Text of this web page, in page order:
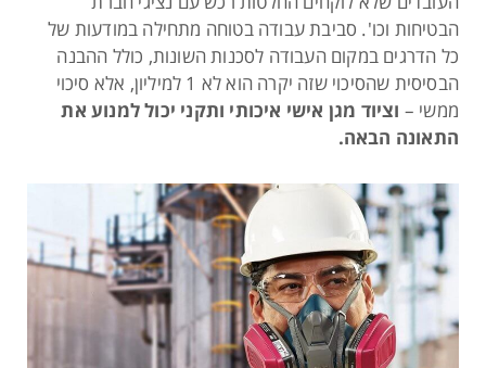
הבטיחות וכו'. סביבת עבודה בטוחה מתחילה במודעות של
כל הדרגים במקום העבודה לסכנות השונות, כולל ההבנה
הבסיסית שהסיכוי שזה יקרה הוא לא 1 למיליון, אלא סיכוי
ממשי – וציוד מגן אישי איכותי ותקני יכול למנוע את
התאונה הבאה.